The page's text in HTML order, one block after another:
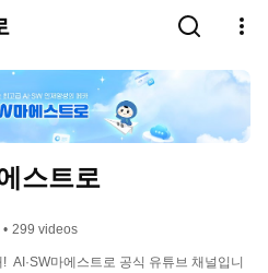
스트로
• 299 videos
AI·SW마에스트로 공식 유튜브 채널입니